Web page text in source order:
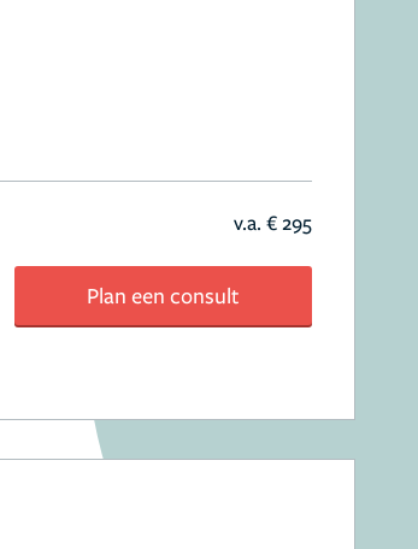
v.a. € 295
Plan een consult